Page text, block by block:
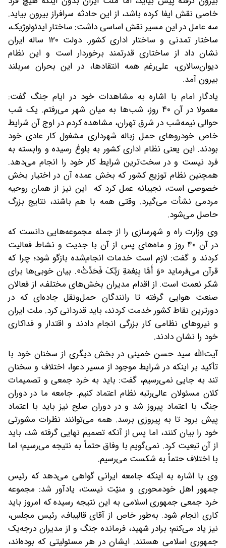
خاصی نقش ایفا کرده باشد، از این حادثه سرافراز بیرون بیاید.
سه عامل در این مسیر نقش اساسی داشت: ساختار ایدئولوژیک،
ساختار تمدنی و ساختار اداری کشور. دولت ۱۲۰ ساله ایران
نشان داد از ساختاری قدرتمند برخوردار است و این نظام
دیوان‌سالاری، علی‌رغم همه انتقادها، در این بحران سربلند
بیرون آمد.
یادگار امام با اشاره به مشاهدات خود در ایام جنگ گفت:
معمولا در آن ۴۰ روز، شب‌ها به میان شهر می‌رفتم. یک شب
حوالی نیمه‌شب در شرق تهران، مشاهده کردم در اوج آن شرایط
خاص خودروهای حمل زباله شهرداری مشغول کار عادی خود
بودند. این یعنی نظام اداری کشور به بلوغ رسیده و وابسته به
فرد نیست و در سخت‌ترین شرایط کار خود را انجام می‌دهد.
همچنین نظام توزیع کشور که بخش عمده آن در اختیار بخش
خصوصی است، نجیبانه عمل کرد که این نیز از همان روحیه
مردمی نشأت می‌گیرد. وقتی همه با هم باشند، نتایج بزرگ
حاصل می‌شود.
وی وزارت راه و شهرسازی را از جمله مجموعه‌هایی دانست که
در آن ۴۰ روز و ماه‌های پس از آن با جدیت و نشاط فعالیت
کردند و گفت: لازم است خدمات انجام‌شده بازگو شود؛ چرا که
قرآن می‌فرماید «وَ أَمَّا بِنِعْمَةِ رَبِّکَ فَحَدِّثْ». بیان خوبی‌ها برای
شکر نعمت است. از اقدام مدیران بخش‌های مختلف، از فعالان
صنعت هوایی گرفته تا رانندگان حمل‌ونقل جاده‌ای که در
دورترین نقاط کشور خدمت کردند، باید قدردانی کرد. ملت ایران
و نیروهای نظامی کار بزرگی انجام دادند و اقتدار و فداکاری
خود را نشان دادند.
آیت‌الله سید حسن خمینی در بخش دیگری از سخنان خود با
تأکید بر اینکه در شرایط موجود از مسیر دعوا، اختلاف و سخنان
تند به جایی نمی‌رسیم، گفت: باید به خرد جمعی و تصمیمات
کلان مسئولان عالی‌رتبه نظام اعتماد کنیم. جامعه ما در دوران
جنگ با اعتماد پیروز شد و در دوران صلح نیز باید با اعتماد
پیش برود تا به پیروزی برسد. همه می‌توانند نظرات مشورتی
خود را بیان کنند، اما پس از آنکه تصمیم نهایی گرفته شد، باید
از آن تبعیت کرد. نمی‌گویم با وفاق حتماً به نتیجه می‌رسیم؛ اما
با اختلاف حتماً به شکست می‌رسیم.
وی با اشاره به اینکه جامعه ایرانی گواهی می‌دهد که رئیس
جمهور اهل خودمحوری و منیّت نیست، یادآور شد: مجموعه
خرد جمعی جمهوری اسلامی به این نتیجه رسیده که امروز باید
کاری انجام شود. به‌طور خاص از آقای قالیباف، رئیس مجلس،
نیز یاد می‌کنم؛ برادر شهید، فرمانده جنگ و از مدیران درجه‌یک
جمهوری اسلامی هستند. ایشان در هر مسئولیتی که بوده‌اند،